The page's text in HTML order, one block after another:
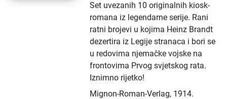
Set uvezanih 10 originalnih kiosk-
romana iz legendarne serije. Rani
ratni brojevi u kojima Heinz Brandt
dezertira iz Legije stranaca i bori se
u redovima njemačke vojske na
frontovima Prvog svjetskog rata.
Iznimno rijetko!
Mignon-Roman-Verlag, 1914.